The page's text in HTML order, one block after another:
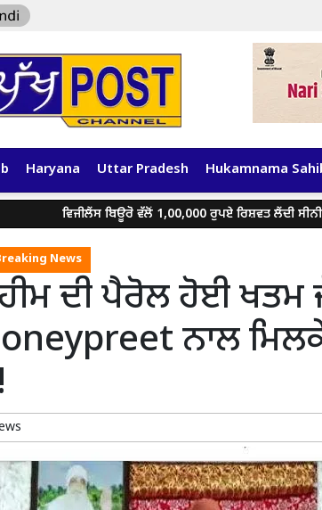
Haryana Uttar Pradesh Hukamnama
ਵਿਜੀਲੈਂਸ ਬਿਊਰੋ ਵੱਲੋਂ 1,00,000 ਰੁਪਏ ਰਿਸ਼ਵਤ ਲੈਂਦੀ ਸੀਨੀਅਰ
News
ਦੀ ਪੈਰੋਲ ਹੋਈ ਖਤਮ
ਨਾਲ